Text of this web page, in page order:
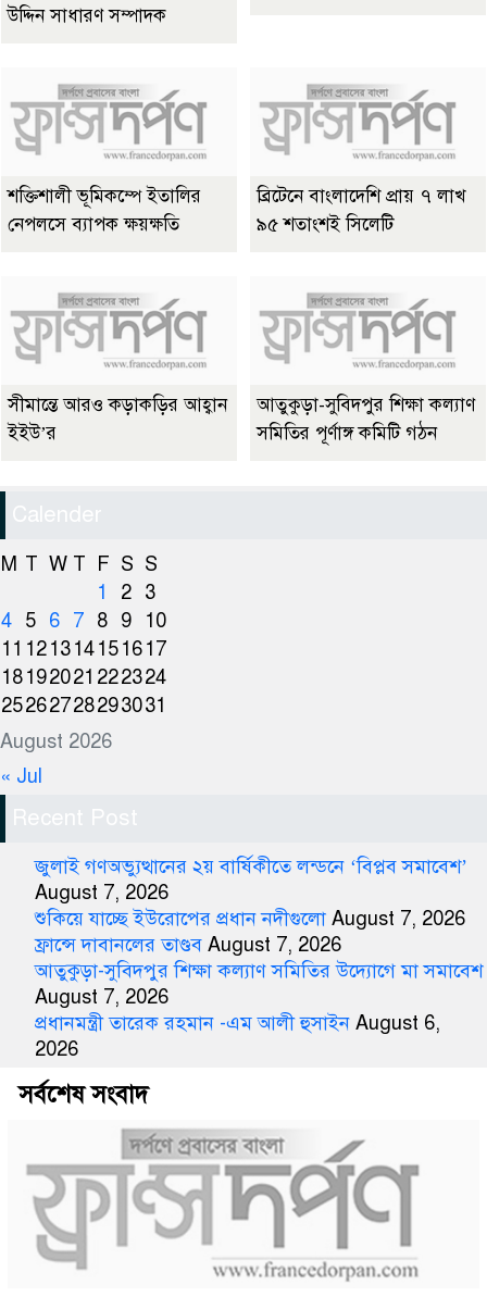
উদ্দিন সাধারণ সম্পাদক
শক্তিশালী ভূমিকম্পে ইতালির
নেপলসে ব্যাপক ক্ষয়ক্ষতি
ব্রিটেনে বাংলাদেশি প্রায় ৭ লাখ
৯৫ শতাংশই সিলেটি
সীমান্তে আরও কড়াকড়ির আহ্বান
ইইউ’র
আতুকুড়া-সুবিদপুর শিক্ষা কল্যাণ
সমিতির পূর্ণাঙ্গ কমিটি গঠন
Calender
August 2026
M T W T F S S
1
2 3
4 5 6 7 8 9
10
11 121314151617
18192021 222324
25262728293031
« Jul
Recent Post
জুলাই গণঅভ্যুত্থানের ২য় বার্ষিকীতে লন্ডনে ‘বিপ্লব সমাবেশ’
August 7, 2026
শুকিয়ে যাচ্ছে ইউরোপের প্রধান নদীগুলো August 7, 2026
ফ্রান্সে দাবানলের তাণ্ডব August 7, 2026
আতুকুড়া-সুবিদপুর শিক্ষা কল্যাণ সমিতির উদ্যোগে মা সমাবেশ
August 7, 2026
প্রধানমন্ত্রী তারেক রহমান -এম আলী হুসাইন August 6,
2026
সর্বশেষ সংবাদ